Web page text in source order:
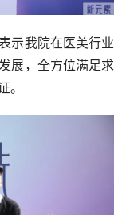
示我院在医美行业
展，全方位满足求
。